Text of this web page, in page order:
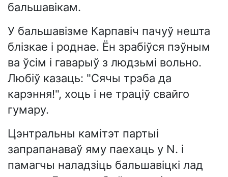
бальшавікам.
У бальшавізме Карпавіч пачуў нешта
блізкае і роднае. Ён зрабіўся пэўным
ва ўсім і гаварыў з людзьмі вольно.
Любіў казаць: "Сячы трэба да
карэння!", хоць і не траціў свайго
гумару.
Цэнтральны камітэт партыі
запрапанаваў яму паехаць у N. і
памагчы наладзіць бальшавіцкі лад